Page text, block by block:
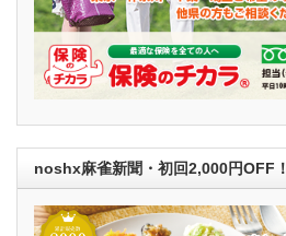
noshx麻雀新聞・初回2,000円OFF！